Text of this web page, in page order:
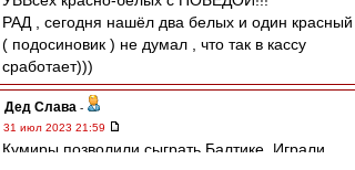
РАД , сегодня нашёл два белых и один красный
( подосиновик ) не думал , что так в кассу
сработает)))
Дед Слава -
31 июл 2023 21:59
Кумиры позволили сыграть Балтике. Играли